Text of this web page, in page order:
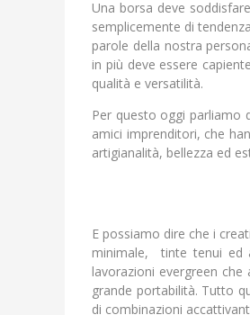
Una borsa deve
semplicemente di
parole della nostra
in più deve essere
qualità e versatilità.
Per questo oggi parliamo
amici imprenditori, che
artigianalità, bellezza ed
E possiamo dire che i
minimale, tinte tenui ed
lavorazioni evergreen
grande portabilità. Tutto
di combinazioni